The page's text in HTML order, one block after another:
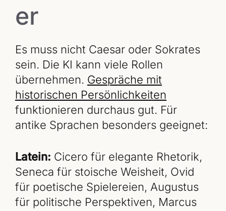
er
Es muss nicht Caesar oder Sokrates
sein. Die KI kann viele Rollen
übernehmen. Gespräche mit
historischen Persönlichkeiten
funktionieren durchaus gut. Für
antike Sprachen besonders geeignet:
Latein: Cicero für elegante Rhetorik,
Seneca für stoische Weisheit, Ovid
für poetische Spielereien, Augustus
für politische Perspektiven, Marcus